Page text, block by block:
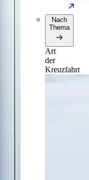
Nach
Thema
Art
der
Kreuzfahrt